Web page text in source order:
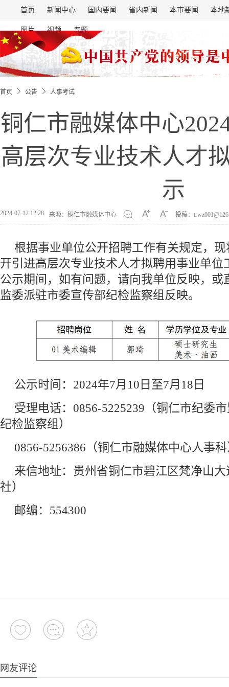
首页 新闻中心 国内要闻 省内新闻 本市要闻 本地
图片 视频 专题
首页 公告 人事考试
铜仁市融媒体中心
高层次专业技术人才
示
2024-07-12 12:28 来源：铜仁市融媒体中心 投稿：
根据事业单位公开招聘工作有关规定，
开引进高层次专业技术人才拟聘用事业单位
公示期间，如有问题，请向我单位反映，或
监委派驻市委宣传部纪检监察组反映。
公示时间：2024年7月10日至7月18日
受理电话：0856-5225239（铜仁市纪委
纪检监察组）
0856-5256386（铜仁市融媒体中心人事
来信地址：贵州省铜仁市碧江区梵净山
社）
邮编：554300
网友评论